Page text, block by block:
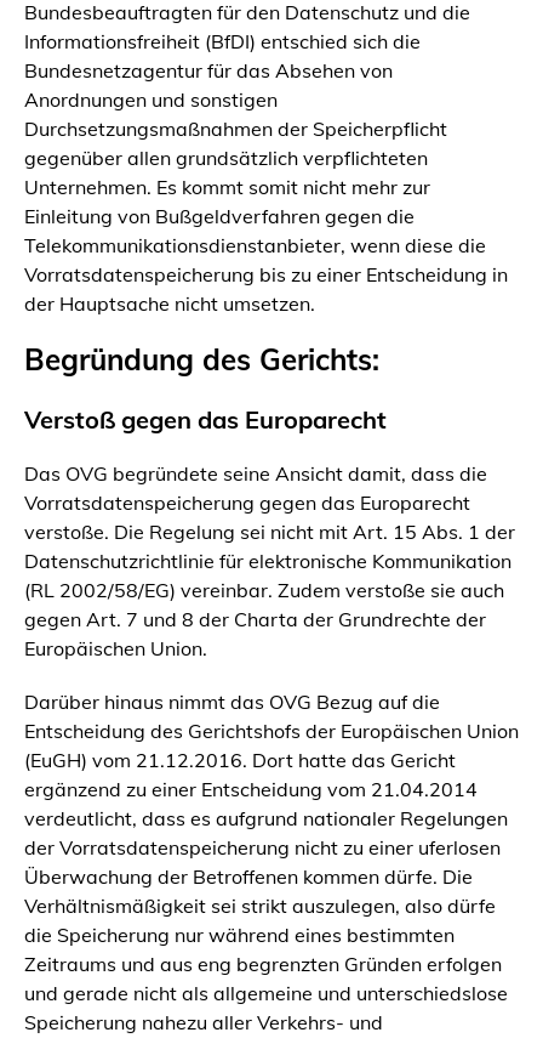
Bundesbeauftragten für den Datenschutz und die
Informationsfreiheit (BfDI) entschied sich die
Bundesnetzagentur für das Absehen von
Anordnungen und sonstigen
Durchsetzungsmaßnahmen der Speicherpflicht
gegenüber allen grundsätzlich verpflichteten
Unternehmen. Es kommt somit nicht mehr zur
Einleitung von Bußgeldverfahren gegen die
Telekommunikationsdienstanbieter, wenn diese die
Vorratsdatenspeicherung bis zu einer Entscheidung in
der Hauptsache nicht umsetzen.
Begründung des Gerichts:
Verstoß gegen das Europarecht
Das OVG begründete seine Ansicht damit, dass die
Vorratsdatenspeicherung gegen das Europarecht
verstoße. Die Regelung sei nicht mit Art. 15 Abs. 1 der
Datenschutzrichtlinie für elektronische Kommunikation
(RL 2002/58/EG) vereinbar. Zudem verstoße sie auch
gegen Art. 7 und 8 der Charta der Grundrechte der
Europäischen Union.
Darüber hinaus nimmt das OVG Bezug auf die
Entscheidung des Gerichtshofs der Europäischen Union
(EuGH) vom 21.12.2016. Dort hatte das Gericht
ergänzend zu einer Entscheidung vom 21.04.2014
verdeutlicht, dass es aufgrund nationaler Regelungen
der Vorratsdatenspeicherung nicht zu einer uferlosen
Überwachung der Betroffenen kommen dürfe. Die
Verhältnismäßigkeit sei strikt auszulegen, also dürfe
die Speicherung nur während eines bestimmten
Zeitraums und aus eng begrenzten Gründen erfolgen
und gerade nicht als allgemeine und unterschiedslose
Speicherung nahezu aller Verkehrs- und